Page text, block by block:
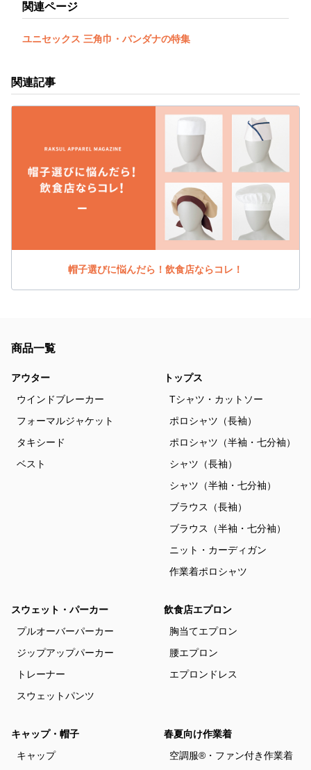
関連ページ
ユニセックス 三角巾・バンダナの特集
関連記事
帽子選びに悩んだら！飲食店ならコレ！
商品一覧
アウター
ウインドブレーカー
フォーマルジャケット
タキシード
ベスト
トップス
Tシャツ・カットソー
ポロシャツ（長袖）
ポロシャツ（半袖・七分袖）
シャツ（長袖）
シャツ（半袖・七分袖）
ブラウス（長袖）
ブラウス（半袖・七分袖）
ニット・カーディガン
作業着ポロシャツ
スウェット・パーカー
プルオーバーパーカー
ジップアップパーカー
トレーナー
スウェットパンツ
飲食店エプロン
胸当てエプロン
腰エプロン
エプロンドレス
キャップ・帽子
キャップ
春夏向け作業着
空調服®・ファン付き作業着